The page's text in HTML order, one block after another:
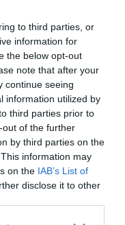
to third parties, or
information for
the below opt-out
note that after your
continue seeing
information utilized by
third parties prior to
of the further
by third parties on the
information may
on the IAB’s List of
disclose it to other
a parar a
milions.
font preferida de
notícies d'actualitat